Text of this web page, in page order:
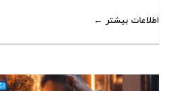
اطلاعات بیشتر